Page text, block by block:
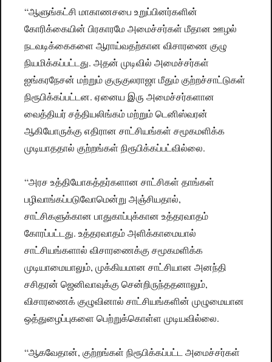
“ஆளுங்கட்சி மாகாணசபை உறுப்பினர்களின்
கோரிக்கையின் பிரகாரமே அமைச்சர்கள் மீதான ஊழல்
நடவடிக்கைகளை ஆராய்வதற்கான விசாரணை குழு
நியமிக்கப்பட்டது. அதன் முடிவில் அமைச்சர்கள்
ஐங்கரநேசன் மற்றும் குருகுலராஜா மீதும் குற்றச்சாட்டுகள்
நிரூபிக்கப்பட்டன. ஏனைய இரு அமைச்சர்களான
வைத்தியர் சத்தியலிங்கம் மற்றும் டெனிஸ்வரன்
ஆகியோருக்கு எதிரான சாட்சியங்கள் சமூகமளிக்க
முடியாததால் குற்றங்கள் நிரூபிக்கப்பட்வில்லை.
“அரச உத்தியோகத்தர்களான சாட்சிகள் தாங்கள்
பழிவாங்கப்படுவோமென்று அஞ்சியதால்,
சாட்சிகளுக்கான பாதுகாப்புக்கான உத்தரவாதம்
கோரப்பட்டது. உத்தரவாதம் அளிக்காமையால்
சாட்சியங்களால் விசாரணைக்கு சமூகமளிக்க
முடியாமையாலும், முக்கியமான சாட்சியான அனந்தி
சசிதரன் ஜெனிவாவுக்கு சென்றிருந்ததனாலும்,
விசாரணைக் குழுவினால் சாட்சியங்களின் முழுமையான
ஒத்துழைப்புகளை பெற்றுக்கொள்ள முடியவில்லை.
“ஆகவேதான், குற்றங்கள் நிரூபிக்கப்பட்ட அமைச்சர்கள்